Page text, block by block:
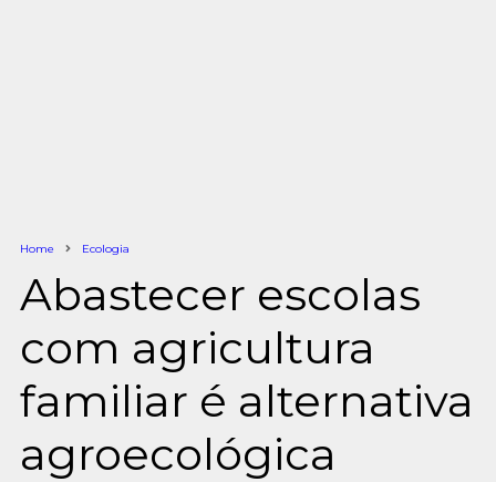
Home Ecologia
Abastecer escolas
com agricultura
familiar é alternativa
agroecológica